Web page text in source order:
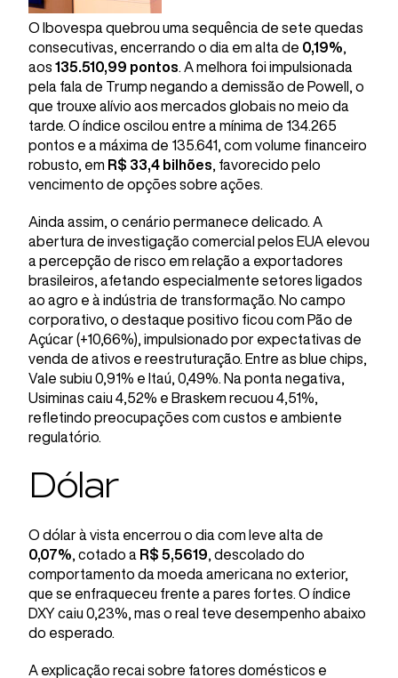
O Ibovespa quebrou uma sequência de sete quedas
consecutivas, encerrando o dia em alta de 0,19%
aos 135.510,99 pontos . A melhora foi impulsionada
pela fala de Trump negando a demissão de Powell, o
que trouxe alívio aos mercados globais no meio da
tarde. O índice oscilou entre a mínima de 134.265
pontos e a máxima de 135.641, com volume financeiro
robusto, em R$ 33,4 bilhões , favorecido pelo
vencimento de opções sobre ações.
Ainda assim, o cenário permanece delicado. A
abertura de investigação comercial pelos EUA elevou
a percepção de risco em relação a exportadores
brasileiros, afetando especialmente setores ligados
ao agro e à indústria de transformação. No campo
corporativo, o destaque positivo ficou com Pão de
Açúcar (+10,66%), impulsionado por expectativas de
venda de ativos e reestruturação. Entre as blue chips,
Vale subiu 0,91% e Itaú, 0,49%. Na ponta negativa,
Usiminas caiu 4,52% e Braskem recuou 4,51%,
refletindo preocupações com custos e ambiente
regulatório.
Dólar
O dólar à vista encerrou o dia com leve alta de
0,07% , cotado a R$ 5,5619 , descolado do
comportamento da moeda americana no exterior,
que se enfraqueceu frente a pares fortes. O índice
DXY caiu 0,23%, mas o real teve desempenho abaixo
do esperado.
A explicação recai sobre fatores domésticos e